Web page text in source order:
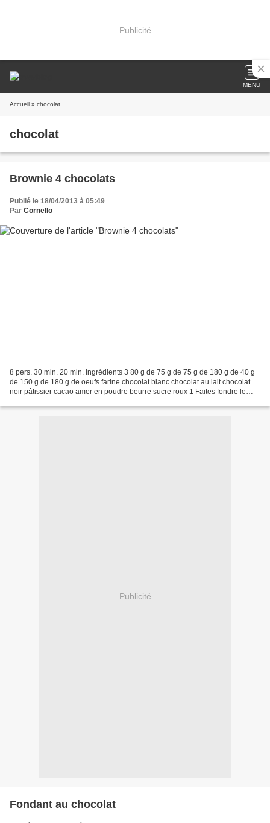
Publicité
MENU
Accueil » chocolat
chocolat
Brownie 4 chocolats
Publié le 18/04/2013 à 05:49
Par Cornello
8 pers. 30 min. 20 min. Ingrédients 3 80 g de 75 g de 75 g de 180 g de 40 g
de 150 g de 180 g de oeufs farine chocolat blanc chocolat au lait chocolat
noir pâtissier cacao amer en poudre beurre sucre roux 1 Faites fondre le
Publicité
Fondant au chocolat